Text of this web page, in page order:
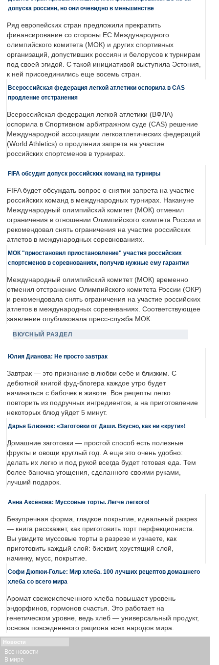
допуска россиян, но они очевидно в меньшинстве
Ряд европейских стран предложили прекратить
финансирование со стороны ЕС Международного
олимпийского комитета (МОК) и других спортивных
организаций, допустивших россиян и белорусов к турнирам
под своей эгидой. С такой инициативой выступила Эстония,
к ней присоединились еще восемь стран.
Всероссийская федерация легкой атлетики оспорила в CAS
продление отстранения
Всероссийская федерация легкой атлетики (ВФЛА)
оспорила в Спортивном арбитражном суде (CAS) решение
Международной ассоциации легкоатлетических федераций
(World Athletics) о продлении запрета на участие
российских спортсменов в турнирах.
FIFA обсудит допуск российских команд на турниры
FIFA будет обсуждать вопрос о снятии запрета на участие
российских команд в международных турнирах. Накануне
Международный олимпийский комитет (МОК) отменил
ограничения в отношении Олимпийского комитета России и
рекомендовал снять ограничения на участие российских
атлетов в международных соревнованиях.
МОК "приостановил приостановление" участия российских
спортсменов в соревнованиях, получив нужные ему гарантии
Международный олимпийский комитет (МОК) временно
отменил отстранение Олимпийского комитета России (ОКР)
и рекомендовала снять ограничения на участие российских
атлетов в международных соревнваниях. Соответствующее
заявление опубликовала пресс-служба МОК.
ВКУСНЫЙ РАЗДЕЛ
Юлия Дианова: Не просто завтрак
Завтрак — это признание в любви себе и близким. С
дебютной книгой фуд-блогера каждое утро будет
начинаться с бабочек в животе. Все рецепты легко
повторить из подручных ингредиентов, а на приготовление
некоторых блюд уйдет 5 минут.
Дарья Близнюк: «Заготовки от Даши. Вкусно, как ни «крути»!
Домашние заготовки — простой способ есть полезные
фрукты и овощи круглый год. А еще это очень удобно:
делать их легко и под рукой всегда будет готовая еда. Тем
более баночка угощения, сделанного своими руками, —
лучший подарок.
Анна Аксёнова: Муссовые торты. Легче легкого!
Безупречная форма, гладкое покрытие, идеальный разрез
— книга расскажет, как приготовить торт перфекциониста.
Вы увидите муссовые торты в разрезе и узнаете, как
приготовить каждый слой: бисквит, хрустящий слой,
начинку, мусс, покрытие.
Софи Дюпюи-Голье: Мир хлеба. 100 лучших рецептов домашнего
хлеба со всего мира
Аромат свежеиспеченного хлеба повышает уровень
эндорфинов, гормонов счастья. Это работает на
генетическом уровне, ведь хлеб — универсальный продукт,
основа повседневного рациона всех народов мира.
Новости
Все новости
В мире